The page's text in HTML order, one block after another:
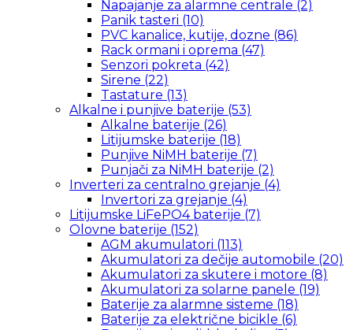
Napajanje za alarmne centrale (2)
Panik tasteri (10)
PVC kanalice, kutije, dozne (86)
Rack ormani i oprema (47)
Senzori pokreta (42)
Sirene (22)
Tastature (13)
Alkalne i punjive baterije (53)
Alkalne baterije (26)
Litijumske baterije (18)
Punjive NiMH baterije (7)
Punjači za NiMH baterije (2)
Inverteri za centralno grejanje (4)
Invertori za grejanje (4)
Litijumske LiFePO4 baterije (7)
Olovne baterije (152)
AGM akumulatori (113)
Akumulatori za dečije automobile (20)
Akumulatori za skutere i motore (8)
Akumulatori za solarne panele (19)
Baterije za alarmne sisteme (18)
Baterije za električne bicikle (6)